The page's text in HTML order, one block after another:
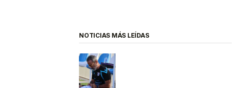
NOTICIAS MÁS LEÍDAS